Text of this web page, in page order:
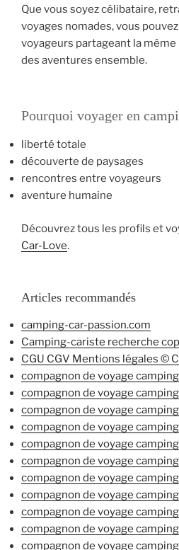
Que vous soyez célibataire,
voyages nomades, vous
voyageurs partageant la
des aventures ensemble.
Pourquoi voyager en
liberté totale
découverte de paysages
rencontres entre voyageurs
aventure humaine
Découvrez tous les profils et
Car-Love.
Articles recommandés
camping-car-passion.com
Camping-cariste recherche
CGU CGV Mentions légales ©
compagnon de voyage
compagnon de voyage
compagnon de voyage
compagnon de voyage
compagnon de voyage
compagnon de voyage
compagnon de voyage
compagnon de voyage
compagnon de voyage
compagnon de voyage
compagnon de voyage